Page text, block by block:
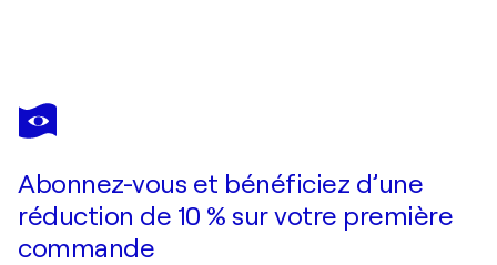
DOMINICK POULAIN
L'automne et les feuilles
Abonnez-vous et bénéficiez d’une
réduction de 10 % sur votre première
commande